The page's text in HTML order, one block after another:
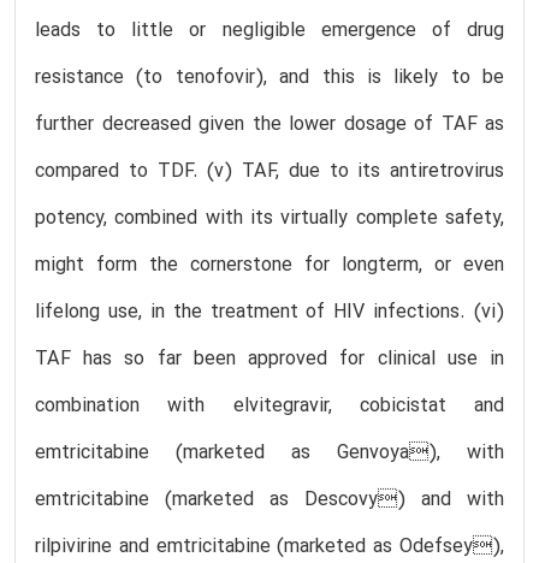
leads to little or negligible emergence of drug
resistance (to tenofovir), and this is likely to be
further decreased given the lower dosage of TAF as
compared to TDF. (v) TAF, due to its antiretrovirus
potency, combined with its virtually complete safety,
might form the cornerstone for longterm, or even
lifelong use, in the treatment of HIV infections. (vi)
TAF has so far been approved for clinical use in
combination with elvitegravir, cobicistat and
emtricitabine (marketed as Genvoya), with
emtricitabine (marketed as Descovy) and with
rilpivirine and emtricitabine (marketed as Odefsey),